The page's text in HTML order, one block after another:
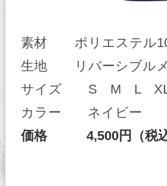
素材 ポリエステル
生地 リバーシブルメ
サイズ S M L
カラー ネイビー
価格 4,500円（税込